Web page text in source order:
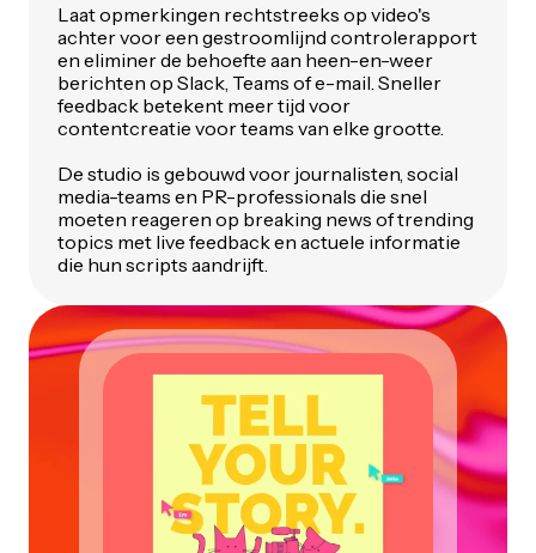
Laat opmerkingen rechtstreeks op video's
achter voor een gestroomlijnd controlerapport
en eliminer de behoefte aan heen-en-weer
berichten op Slack, Teams of e-mail. Sneller
feedback betekent meer tijd voor
contentcreatie voor teams van elke grootte.
De studio is gebouwd voor journalisten, social
media-teams en PR-professionals die snel
moeten reageren op breaking news of trending
topics met live feedback en actuele informatie
die hun scripts aandrijft.